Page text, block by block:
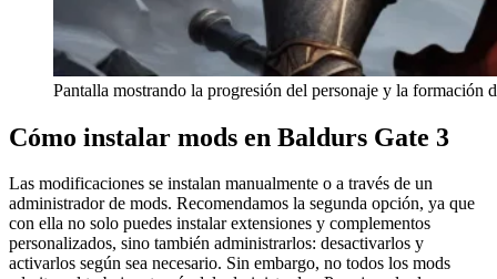
Pantalla mostrando la progresión del personaje y la formación
Cómo instalar mods en Baldurs Gate 3
Las modificaciones se instalan manualmente o a través de un
administrador de mods. Recomendamos la segunda opción, ya que
con ella no solo puedes instalar extensiones y complementos
personalizados, sino también administrarlos: desactivarlos y
activarlos según sea necesario. Sin embargo, no todos los mods